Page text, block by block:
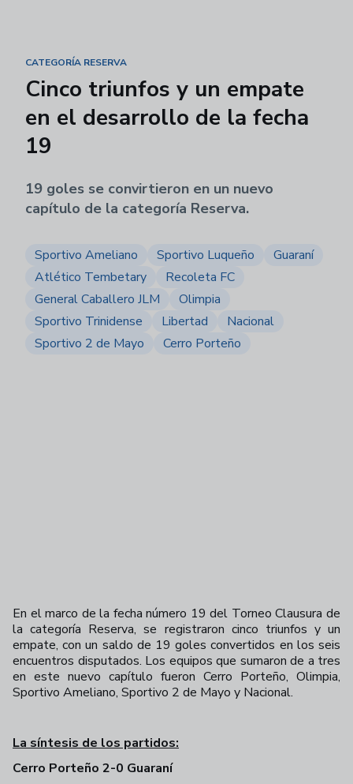
CATEGORÍA RESERVA
Cinco triunfos y un empate
en el desarrollo de la fecha
19
19 goles se convirtieron en un nuevo
capítulo de la categoría Reserva.
Sportivo Ameliano Sportivo Luqueño
Guaraní
Atlético Tembetary
Recoleta FC
General Caballero JLM
Olimpia
Sportivo Trinidense
Libertad
Nacional
Sportivo 2 de Mayo
Cerro Porteño
En el marco de la fecha número 19 del Torneo Clausura de
la categoría Reserva, se registraron cinco triunfos y un
empate, con un saldo de 19 goles convertidos en los seis
encuentros disputados. Los equipos que sumaron de a tres
en este nuevo capítulo fueron Cerro Porteño, Olimpia,
Sportivo Ameliano, Sportivo 2 de Mayo y Nacional.
La síntesis de los partidos:
Cerro Porteño 2-0 Guaraní